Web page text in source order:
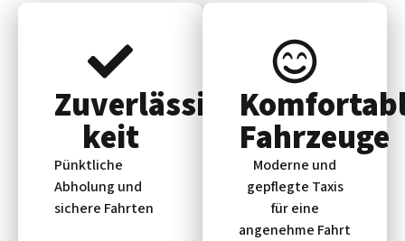
Zuverlässig­
keit
Pünktliche
Abholung und
sichere Fahrten
Fahrzeuge
Moderne und
gepflegte Taxis
für eine
angenehme Fahrt